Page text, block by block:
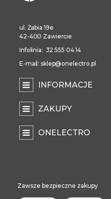
ul. Żabia 19e
42-400 Zawiercie
Infolinia: 32 555 04 14
E-mail: sklep@onelectro.pl
INFORMACJE
ZAKUPY
ONELECTRO
Zawsze bezpieczne zakupy